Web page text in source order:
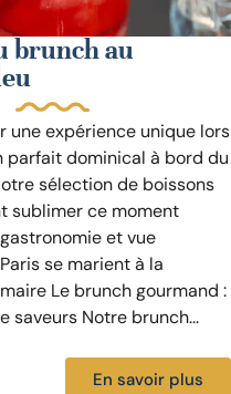
brunch au
une expérience unique lors
parfait dominical à bord du
sélection de boissons
sublimer ce moment
et vue
se marient à la
Le brunch gourmand :
saveurs Notre brunch...
En savoir plus